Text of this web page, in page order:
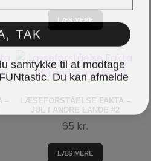
LÆS MERE
–
LÆSEFORSTÅELSE FAKTA –
JUL I ANDRE LANDE #2
65 kr.
LÆS MERE
TAK
samtykke til at modtage
Du kan afmelde